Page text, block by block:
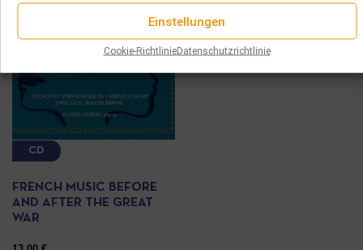
Einstellungen
Cookie-RichtlinieDatenschutzrichtlinie
CD
FRENCH MUSIC BEFORE
AND AFTER THE GREAT
WAR